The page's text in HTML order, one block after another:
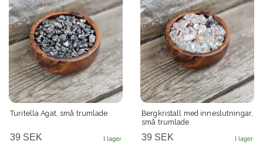
Turitella Agat, små trumlade
39 SEK
Bergkristall med inneslutningar,
små trumlade
39 SEK